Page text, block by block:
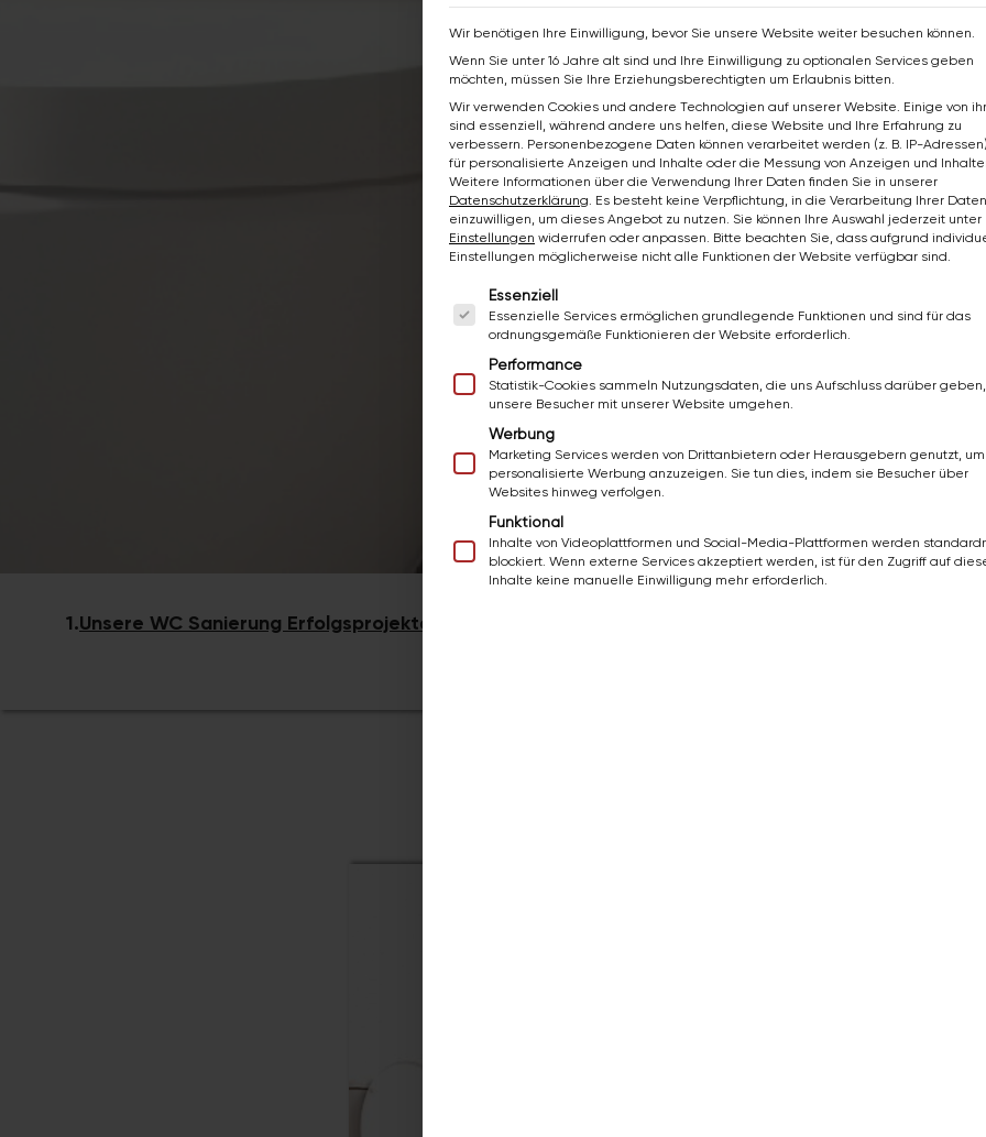
1.Unsere WC Sanierung Erfolgsprojekte​
Wir benötigen Ihre Einwilligung, bevor Sie unsere Website weiter besuchen können.
Wenn Sie unter 16 Jahre alt sind und Ihre Einwilligung zu optionalen Services geben
möchten, müssen Sie Ihre Erziehungsberechtigten um Erlaubnis bitten.
Wir verwenden Cookies und andere Technologien auf unserer Website. Einige von
sind essenziell, während andere uns helfen, diese Website und Ihre Erfahrung zu
verbessern. Personenbezogene Daten können verarbeitet werden (z. B. IP-
für personalisierte Anzeigen und Inhalte oder die Messung von Anzeigen und
Weitere Informationen über die Verwendung Ihrer Daten finden Sie in unserer
Datenschutzerklärung. Es besteht keine Verpflichtung, in die Verarbeitung Ihrer Daten
einzuwilligen, um dieses Angebot zu nutzen. Sie können Ihre Auswahl jederzeit unter
Einstellungen widerrufen oder anpassen. Bitte beachten Sie, dass aufgrund
Einstellungen möglicherweise nicht alle Funktionen der Website verfügbar sind.
Es folgt eine Liste der Service-Gruppen, für die eine
Essenziell
Essenzielle Services ermöglichen grundlegende Funktionen und sind für das
ordnungsgemäße Funktionieren der Website erforderlich.
Performance
Statistik-Cookies sammeln Nutzungsdaten, die uns Aufschluss darüber
unsere Besucher mit unserer Website umgehen.
Werbung
Marketing Services werden von Drittanbietern oder Herausgebern genutzt, um
personalisierte Werbung anzuzeigen. Sie tun dies, indem sie Besucher über
Websites hinweg verfolgen.
Funktional
Inhalte von Videoplattformen und Social-Media-Plattformen werden
blockiert. Wenn externe Services akzeptiert werden, ist für den Zugriff auf
Inhalte keine manuelle Einwilligung mehr erforderlich.